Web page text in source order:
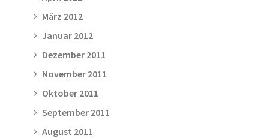
März 2012
Januar 2012
Dezember 2011
November 2011
Oktober 2011
September 2011
August 2011